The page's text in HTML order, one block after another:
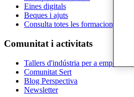
Eines digitals
Beques i ajuts
Consulta totes les formacions
Comunitat i activitats
Tallers d'indústria per a empreses
Comunitat Sert
Blog Perspectiva
Newsletter